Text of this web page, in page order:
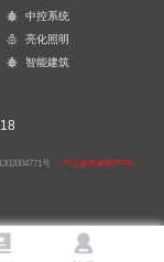
中控系统
亮化照明
智能建筑
号 产品参数解释声明